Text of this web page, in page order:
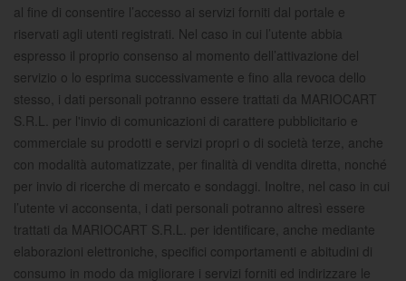
al fine di consentire l’accesso ai servizi forniti dal portale e
riservati agli utenti registrati. Nel caso in cui l’utente abbia
espresso il proprio consenso al momento dell’attivazione del
servizio o lo esprima successivamente e fino alla revoca dello
stesso, i dati personali potranno essere trattati da MARIOCART
S.R.L. per l'invio di comunicazioni di carattere pubblicitario e
commerciale su prodotti e servizi propri o di società terze, anche
con modalità automatizzate, per finalità di vendita diretta, nonché
per invio di ricerche di mercato e sondaggi. Inoltre, nel caso in cui
l’utente vi acconsenta, i dati personali potranno altresì essere
trattati da MARIOCART S.R.L. per identificare, anche mediante
elaborazioni elettroniche, specifici comportamenti e abitudini di
consumo in modo da migliorare i servizi forniti ed indirizzare le